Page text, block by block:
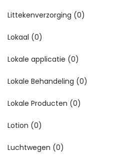
Littekenverzorging (0)
Lokaal (0)
Lokale applicatie (0)
Lokale Behandeling (0)
Lokale Producten (0)
Lotion (0)
Luchtwegen (0)